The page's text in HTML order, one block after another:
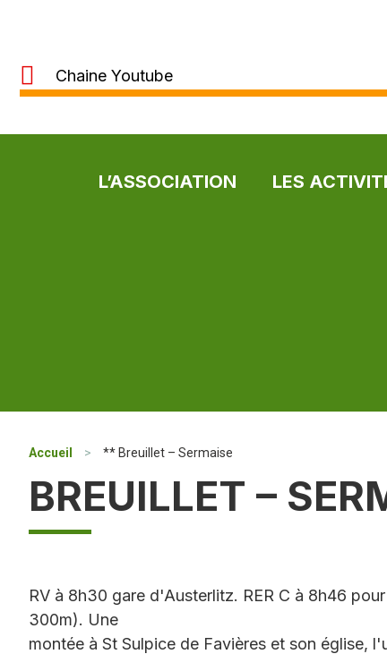
Chaine Youtube
L’ASSOCIATION LES
Accueil > ** Breuillet – Sermaise
BREUILLET –
RV à 8h30 gare d'Austerlitz. RER C à 8h46
300m). Une
montée à St Sulpice de Favières et son église,